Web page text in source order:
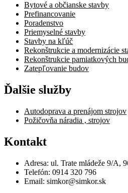
Bytové a občianske stavby
Prefinancovanie
Poradenstvo
Priemyselné stavby
Stavby na kľúč
Rekonštrukcie a modernizácie
Rekonštrukcie pamiatkových
Zatepľovanie budov
Ďalšie služby
Autodoprava a prenájom strojov
Požičovňa náradia , strojov
Kontakt
Adresa: ul. Trate mládeže 9/A,
Telefón: 0914 320 796
Email: simkor@simkor.sk